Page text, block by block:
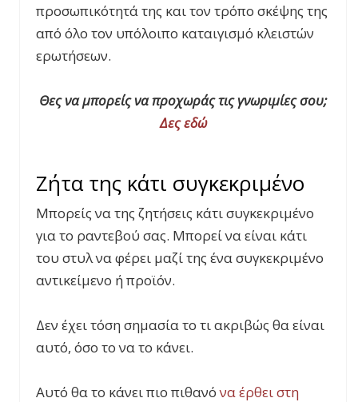
προσωπικότητά της και τον τρόπο σκέψης της
από όλο τον υπόλοιπο καταιγισμό κλειστών
ερωτήσεων.
Θες να μπορείς να προχωράς τις γνωριμίες σου;
Δες εδώ
Ζήτα της κάτι συγκεκριμένο
Μπορείς να της ζητήσεις κάτι συγκεκριμένο
για το ραντεβού σας. Μπορεί να είναι κάτι
του στυλ να φέρει μαζί της ένα συγκεκριμένο
αντικείμενο ή προϊόν.
Δεν έχει τόση σημασία το τι ακριβώς θα είναι
αυτό, όσο το να το κάνει.
Αυτό θα το κάνει πιο πιθανόνα έρθει στη